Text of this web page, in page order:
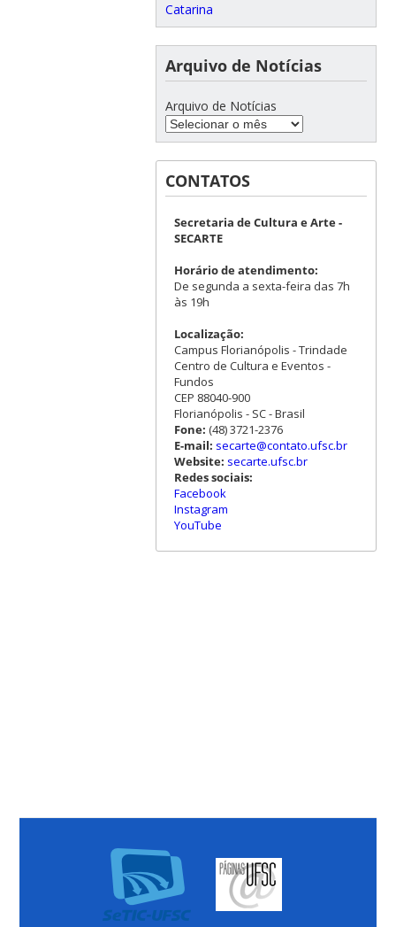
Catarina
Arquivo de Notícias
Arquivo de Notícias
CONTATOS
Secretaria de Cultura e Arte -
SECARTE
Horário de atendimento:
De segunda a sexta-feira das 7h
às 19h
Localização:
Campus Florianópolis - Trindade
Centro de Cultura e Eventos -
Fundos
CEP 88040-900
Florianópolis - SC - Brasil
Fone: (48) 3721-2376
E-mail: secarte@contato.ufsc.br
Website: secarte.ufsc.br
Redes sociais:
Facebook
Instagram
YouTube